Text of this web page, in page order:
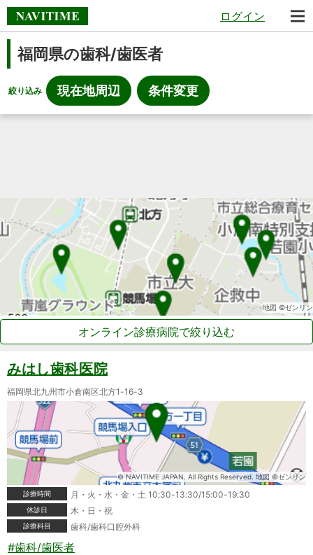
ログイン
福岡県の歯科/歯医者
絞り込み 現在地周辺 条件変更
地図 ©ゼンリン
オンライン診療病院で絞り込む
みはし歯科医院
福岡県北九州市小倉南区北方1-16-3
© NAVITIME JAPAN. All Rights Reserved. 地図 ©ゼンリン
診療時間
月・火・水・金・土 10:30-13:30/15:00-19:30
休診日 木・日・祝
診療科目 歯科/歯科口腔外科
#歯科/歯医者